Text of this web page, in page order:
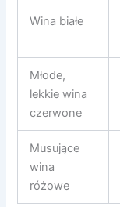
Wina białe
Młode,
lekkie wina
czerwone
Musujące
wina
różowe